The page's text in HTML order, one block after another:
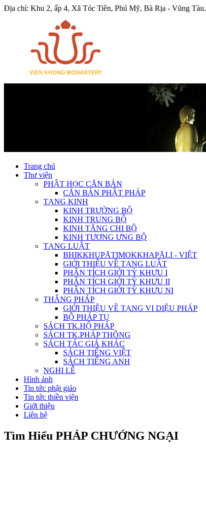
Địa chỉ: Khu 2, ấp 4, Xã Tóc Tiên, Phú Mỹ, Bà Rịa - Vũng Tàu.
Trang chủ
Thư viện
PHẬT HỌC CĂN BẢN
CĂN BẢN PHẬT PHÁP
TẠNG KINH
KINH TRƯỜNG BỘ
KINH TRUNG BỘ
KINH TĂNG CHI BỘ
KINH TƯƠNG ƯNG BỘ
TẠNG LUẬT
BHIKKHUPĀTIMOKKHAPĀḶI - VIỆT
GIỚI THIỆU VỀ TẠNG LUẬT
PHÂN TÍCH GIỚI TỲ KHƯU I
PHÂN TÍCH GIỚI TỲ KHƯU II
PHÂN TÍCH GIỚI TỲ KHƯU NI
THẮNG PHÁP
GIỚI THIỆU VỀ TẠNG VI DIỆU PHÁP
BỘ PHÁP TỤ
SÁCH TK.HỘ PHÁP
SÁCH TK.PHÁP THÔNG
SÁCH TÁC GIẢ KHÁC
SÁCH TIẾNG VIỆT
SÁCH TIẾNG ANH
NGHI LỄ
Hình ảnh
Tin tức phật giáo
Tin tức thiền viện
Giới thiệu
Liên hệ
Tìm Hiểu PHÁP CHƯỚNG NGẠI